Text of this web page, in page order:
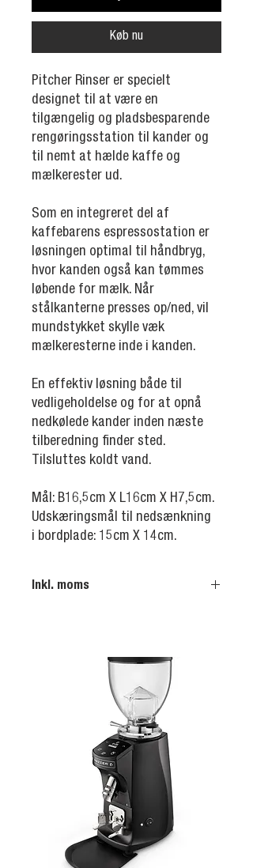
Køb nu
Pitcher Rinser er specielt
designet til at være en
tilgængelig og pladsbesparende
rengøringsstation til kander og
til nemt at hælde kaffe og
mælkerester ud.
Som en integreret del af
kaffebarens espressostation er
løsningen optimal til håndbryg,
hvor kanden også kan tømmes
løbende for mælk. Når
stålkanterne presses op/ned, vil
mundstykket skylle væk
mælkeresterne inde i kanden.
En effektiv løsning både til
vedligeholdelse og for at opnå
nedkølede kander inden næste
tilberedning finder sted.
Tilsluttes koldt vand.
Mål: B16,5cm X L16cm X H7,5cm.
Udskæringsmål til nedsænkning
i bordplade: 15cm X 14cm.
Inkl. moms